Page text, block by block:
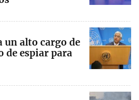
un alto cargo de
de espiar para